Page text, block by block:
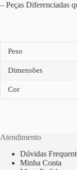
– Peças Diferenciadas
Peso
Dimensões
Cor
Atendimento
Dúvidas
Minha Conta